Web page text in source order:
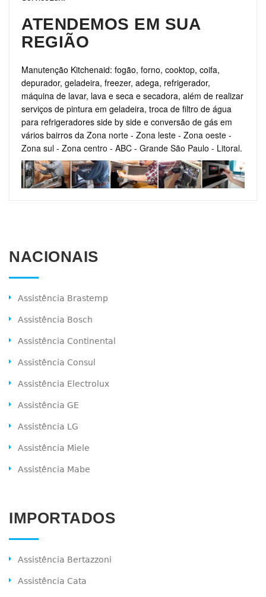
ATENDEMOS EM SUA
REGIÃO
Manutenção Kitchenaid: fogão, forno, cooktop, coifa,
depurador, geladeira, freezer, adega, refrigerador,
máquina de lavar, lava e seca e secadora, além de realizar
serviços de pintura em geladeira, troca de filtro de água
para refrigeradores side by side e conversão de gás em
vários bairros da Zona norte - Zona leste - Zona oeste -
Zona sul - Zona centro - ABC - Grande São Paulo - Litoral.
NACIONAIS
Assistência Brastemp
Assistência Bosch
Assistência Continental
Assistência Consul
Assistência Electrolux
Assistência GE
Assistência LG
Assistência Miele
Assistência Mabe
IMPORTADOS
Assistência Bertazzoni
Assistência Cata